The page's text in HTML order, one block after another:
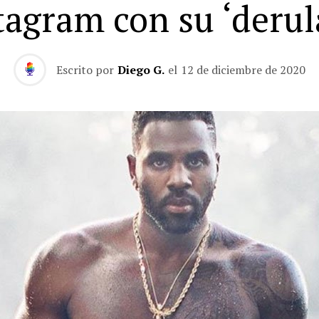
con su
Escrito por Diego G. el 12 de diciembre de 2020